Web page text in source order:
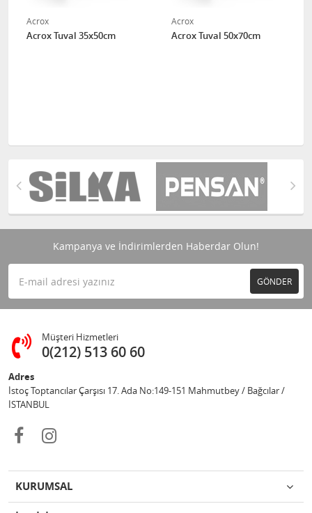
Acrox
Acrox Tuval 35x50cm
Acrox
Acrox Tuval 50x70cm
Kampanya ve İndirimlerden Haberdar Olun!
GÖNDER
Müşteri Hizmetleri
0(212) 513 60 60
Adres
İstoç Toptancılar Çarşısı 17. Ada No:149-151 Mahmutbey / Bağcılar /
İSTANBUL
KURUMSAL